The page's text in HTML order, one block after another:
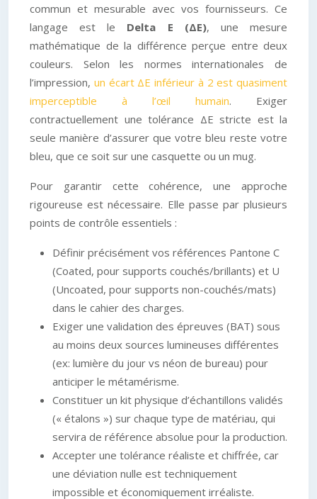
commun et mesurable avec vos fournisseurs. Ce
langage est le Delta E (ΔE), une mesure
mathématique de la différence perçue entre deux
couleurs. Selon les normes internationales de
l’impression, un écart ΔE inférieur à 2 est quasiment
imperceptible à l’œil humain. Exiger
contractuellement une tolérance ΔE stricte est la
seule manière d’assurer que votre bleu reste votre
bleu, que ce soit sur une casquette ou un mug.
Pour garantir cette cohérence, une approche
rigoureuse est nécessaire. Elle passe par plusieurs
points de contrôle essentiels :
Définir précisément vos références Pantone C
(Coated, pour supports couchés/brillants) et U
(Uncoated, pour supports non-couchés/mats)
dans le cahier des charges.
Exiger une validation des épreuves (BAT) sous
au moins deux sources lumineuses différentes
(ex: lumière du jour vs néon de bureau) pour
anticiper le métamérisme.
Constituer un kit physique d’échantillons validés
(« étalons ») sur chaque type de matériau, qui
servira de référence absolue pour la production.
Accepter une tolérance réaliste et chiffrée, car
une déviation nulle est techniquement
impossible et économiquement irréaliste.